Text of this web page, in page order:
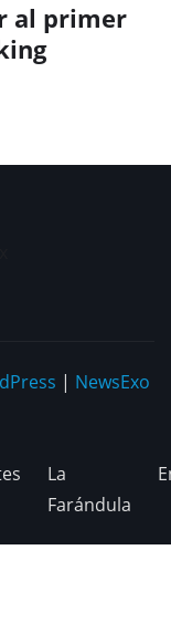
al primer
| NewsExo
La
Farándula